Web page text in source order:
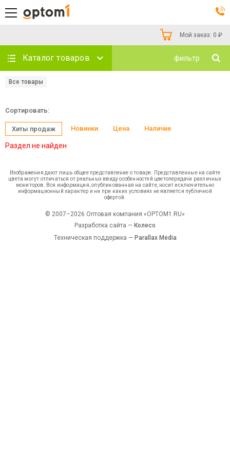
Мой заказ: 0 ₽
Каталог товаров фильтр
Все товары
Сортировать:
Хиты продаж Новинки Цена Наличие
Раздел не найден
Изображения дают лишь общее представление о товаре. Представленные на сайте
цвета могут отличаться от реальных ввиду особенностей цветопередачи различных
мониторов. Вся информация, опубликованная на сайте, носит исключительно
информационный характер и ни при каких условиях не является публичной
офертой.
© 2007–2026 Оптовая компания «OPTOM1.RU»
Разработка сайта — Колесо
Техническая поддержка — Parallax Media